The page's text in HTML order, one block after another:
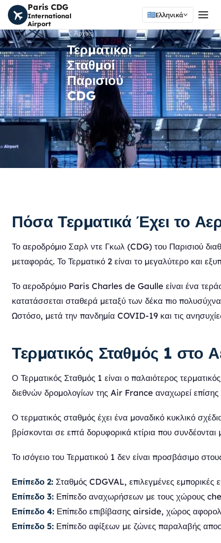
Paris CDG
International
Airport
Ελληνικά
Αρχική
Τερματικοί
Σταθμοί
Παρισιού
CDG
Πόσα Τερματικά Έχει το
Το αεροδρόμιο Σαρλ ντε Γκωλ (CDG) του Παρισιού
μεταφοράς. Το Τερματικό 2 είναι το μεγαλύτερο και
Το αεροδρόμιο Paris Charles de Gaulle είναι ένα
κατατάσσεται σταθερά μεταξύ των δέκα πιο
Ωστόσο, μετά την πανδημία COVID-19 και τις
Τερματικός Σταθμός 1 στο
Ο Τερματικός Σταθμός 1 είναι ο παλαιότερος
διεθνών δρομολογίων της Air France αναχωρεί επίσης
Ο τερματικός σταθμός έχει ένα μοναδικό κυκλικό
βρίσκονται σε επτά δορυφορικά κτίρια που
Το ισόγειο του Τερματικού 1 δεν είναι προσβάσιμο
Επίπεδο 2: Σταθμός CDGVAL, επιλεγμένες εμπορικές
Επίπεδο 3: Επίπεδο αναχωρήσεων με τους χώρους
Επίπεδο 4: Επίπεδο επιβίβασης airside, χώρος
Επίπεδο 5: Επίπεδο αφίξεων με ζώνες παραλαβής